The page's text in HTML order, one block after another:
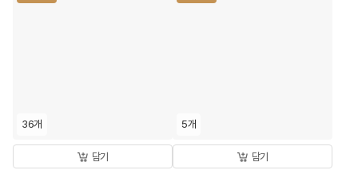
36개
담기
5개
담기